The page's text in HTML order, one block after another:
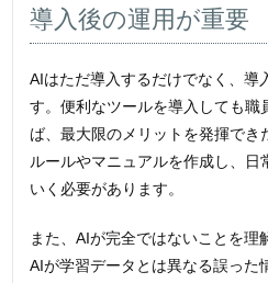
導入後の運用が重要
AIはただ導入するだけでなく、導
す。便利なツールを導入しても職
ば、最大限のメリットを発揮で
ルールやマニュアルを作成し、日
いく必要があります。
また、AIが完全ではないことを理
AIが学習データとは異なる誤った